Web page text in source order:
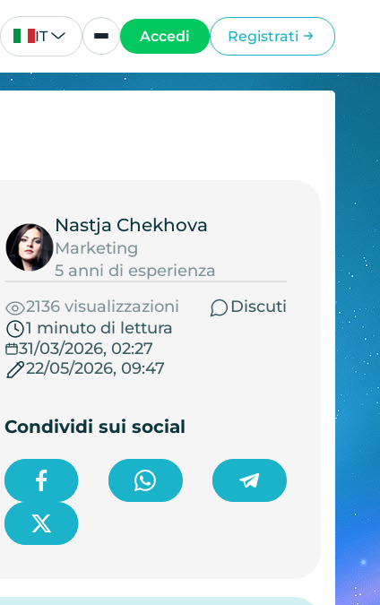
IT Accedi Registrati
Nastja Chekhova
Marketing
5 anni di esperienza
2136 visualizzazioni
Discuti
1 minuto di lettura
31/03/2026, 02:27
22/05/2026, 09:47
Condividi sui social